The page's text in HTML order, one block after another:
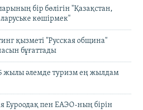
бір бөлігін "Қазақстан,
көшірмек"
қызметі "Русская община"
бұғаттады
жылы әлемде туризм ең жылдам
пен ЕАЭО-ның бірін